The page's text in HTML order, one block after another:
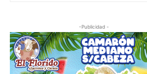
-Publicidad -